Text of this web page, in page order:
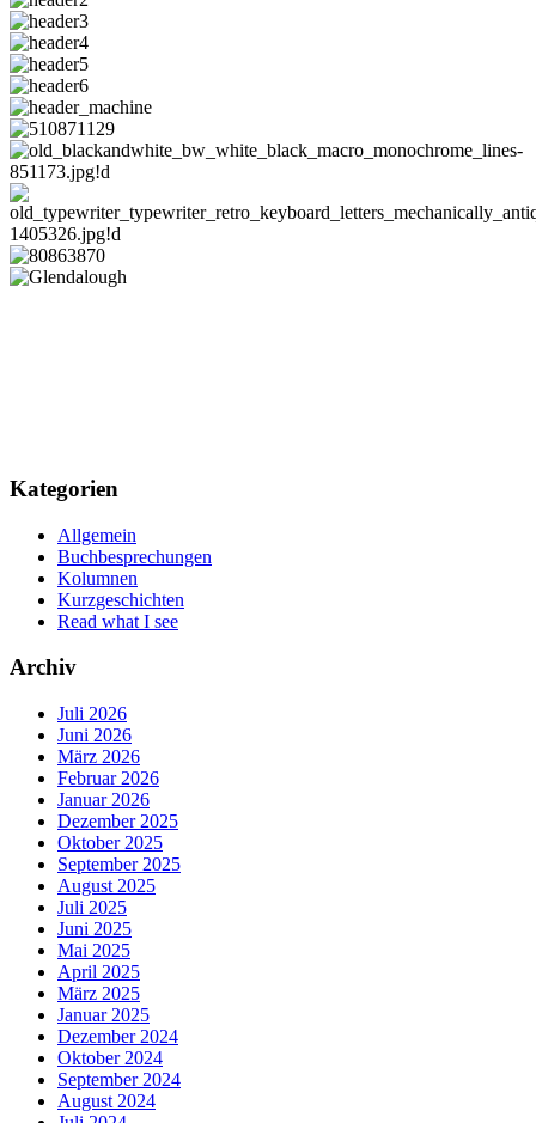
Kategorien
Allgemein
Buchbesprechungen
Kolumnen
Kurzgeschichten
Read what I see
Archiv
Juli 2026
Juni 2026
März 2026
Februar 2026
Januar 2026
Dezember 2025
Oktober 2025
September 2025
August 2025
Juli 2025
Juni 2025
Mai 2025
April 2025
März 2025
Januar 2025
Dezember 2024
Oktober 2024
September 2024
August 2024